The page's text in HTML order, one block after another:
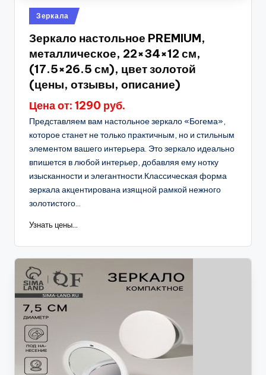
Опубликовано
в
Зеркала
Зеркало настольное PREMIUM,
металлическое, 22×34×12 см,
(17.5×26.5 см), цвет золотой
(цены, отзывы, описание)
Цена от: 1290 руб.
Представляем вам настольное зеркало «Богема»,
которое станет не только практичным, но и стильным
элементом вашего интерьера. Это зеркало идеально
впишется в любой интерьер, добавляя ему нотку
изысканности и элегантности.Классическая форма
зеркала акцентирована изящной рамкой нежного
золотистого...
Узнать цены...